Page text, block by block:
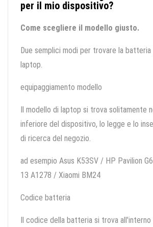
per il mio dispositivo?
Come scegliere il modello giusto.
Due semplici modi per trovare la
laptop.
equipaggiamento modello
Il modello di laptop si trova solitamente
inferiore del dispositivo, lo legge e lo
di ricerca del negozio.
ad esempio Asus K53SV / HP Pavilion
13 A1278 / Xiaomi BM24
Codice batteria
Il codice della batteria si trova